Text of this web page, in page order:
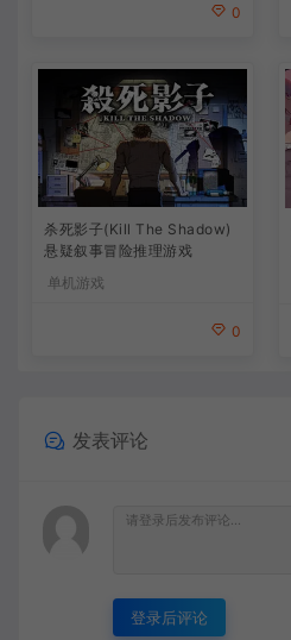
0
杀死影子(Kill The Shadow)
悬疑叙事冒险推理游戏
单机游戏
0
发表评论
登录后评论